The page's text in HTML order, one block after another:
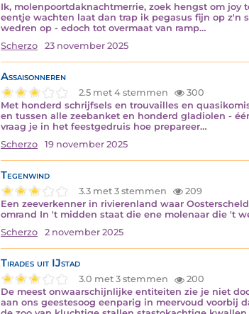
Ik, molenpoortdaknachtmerrie, zoek hengst om
eentje wachten laat dan trap ik pegasus fijn op z'n
wedren op - edoch tot overmaat van ramp…
Scherzo
23 november 2025
Assaisonneren
2.5 met 4 stemmen
300
Met honderd schrijfsels en trouvailles en
en tussen alle zeebanket en honderd gladiolen -
vraag je in het feestgedruis hoe prepareer…
Scherzo
19 november 2025
Tegenwind
3.3 met 3 stemmen
209
Een zeeverkenner in rivierenland waar
omrand In 't midden staat die ene molenaar die 't
Scherzo
2 november 2025
Tirades uit IJstad
3.0 met 3 stemmen
200
De meest onwaarschijnlijke entiteiten zie je niet
aan ons geestesoog eenparig in meervoud voorbij